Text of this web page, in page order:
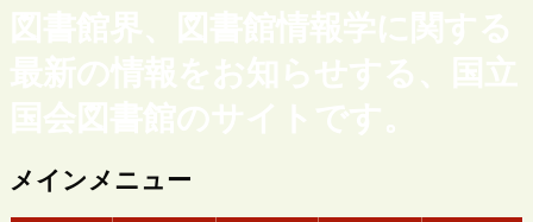
図書館界、図書館情報学に関する
最新の情報をお知らせする、国立
国会図書館のサイトです。
メインメニュー